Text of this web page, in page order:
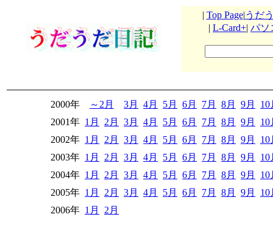
| Top Page| うだ
| L-Card+| パソ
2000年 ～2月 3月 4月 5月 6月 7月 8月 9月
10
2001年 1月 2月 3月 4月 5月 6月 7月 8月 9月
10
2002年 1月 2月 3月 4月 5月 6月 7月 8月 9月
10
2003年 1月 2月 3月 4月 5月 6月 7月 8月 9月
10
2004年 1月 2月 3月 4月 5月 6月 7月 8月 9月
10
2005年 1月 2月 3月 4月 5月 6月 7月 8月 9月
10
2006年 1月 2月